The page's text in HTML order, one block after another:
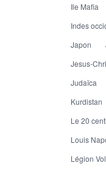
Ile Mafia
Indes
Japon
Jesus-
Judaïca
Kurdistan
Le 20
Louis
Légion